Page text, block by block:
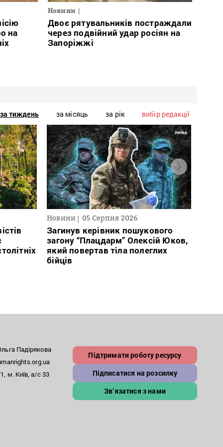
на
Новини
Двоє рятувальників постраждали
через подвійний удар росіян на
Запоріжжі
за тиждень за місяць за рік вибір редакції
Новини 05 Серпня 2026
Загинув керівник пошукового
загону “Плацдарм” Олексій Юков,
який повертав тіла полеглих
бійців
Падірякова
м. Київ, а/с 33
Підтримати роботу ресурсу
Підписатися на розсилку
Зв’язатися з нами